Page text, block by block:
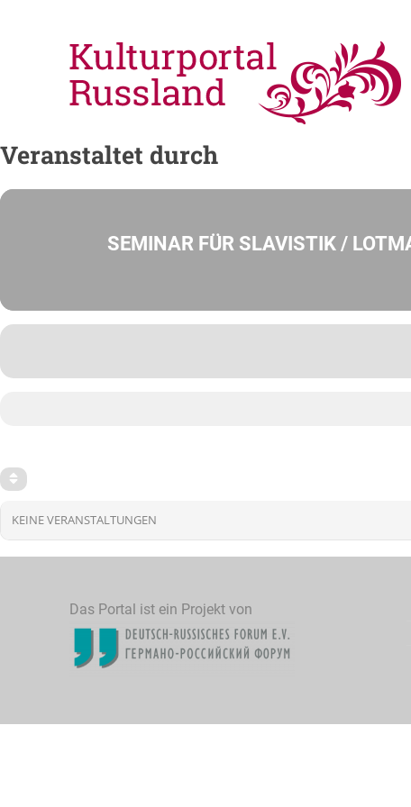
Veranstaltet durch
SEMINAR FÜR SLAVISTIK /
KEINE VERANSTALTUNGEN
Das Portal ist ein Projekt von